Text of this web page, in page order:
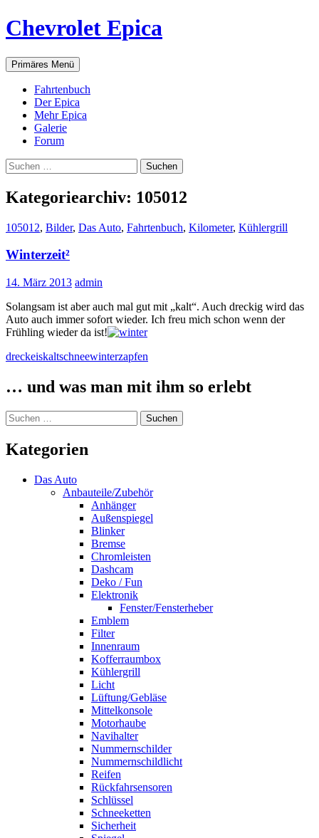
Zum
Inhalt
Chevrolet Epica
Suchen
Primäres Menü
Fahrtenbuch
Der Epica
Mehr Epica
Galerie
Forum
Suchen
nach:
Kategoriearchiv: 105012
105012, Bilder, Das Auto, Fahrtenbuch, Kilometer, Kühlergrill
Winterzeit²
14. März 2013 admin
Solangsam ist aber auch mal gut mit „kalt“. Auch dreckig wird das
Auto auch immer sofort wieder. Ich freu mich schon wenn der
Frühling wieder da ist!
dreckeiskaltschneewinterzapfen
… und was man mit ihm so erlebt
Suchen
nach:
Kategorien
Das Auto
Anbauteile/Zubehör
Anhänger
Außenspiegel
Blinker
Bremse
Chromleisten
Dashcam
Deko / Fun
Elektronik
Fenster/Fensterheber
Emblem
Filter
Innenraum
Kofferraumbox
Kühlergrill
Licht
Lüftung/Gebläse
Mittelkonsole
Motorhaube
Navihalter
Nummernschilder
Nummernschildlicht
Reifen
Rückfahrsensoren
Schlüssel
Schneeketten
Sicherheit